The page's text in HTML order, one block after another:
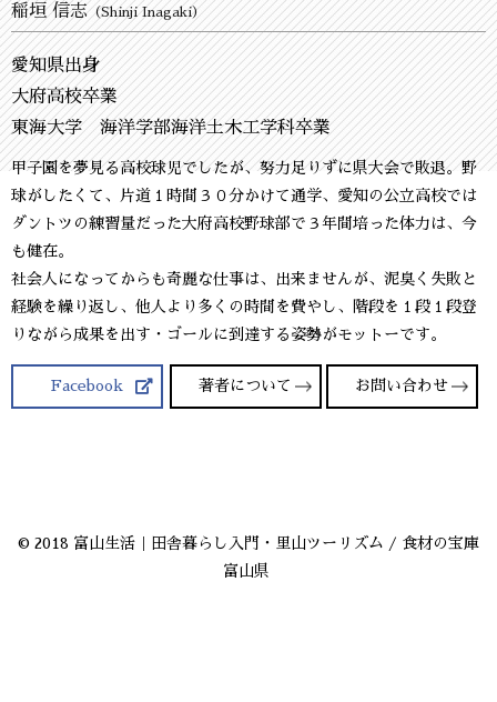
稲垣 信志（Shinji Inagaki）
愛知県出身
大府高校卒業
東海大学 海洋学部海洋土木工学科卒業
甲子園を夢見る高校球児でしたが、努力足りずに県大会で敗退。野
球がしたくて、片道１時間３０分かけて通学、愛知の公立高校では
ダントツの練習量だった大府高校野球部で３年間培った体力は、今
も健在。
社会人になってからも奇麗な仕事は、出来ませんが、泥臭く失敗と
経験を繰り返し、他人より多くの時間を費やし、階段を１段１段登
りながら成果を出す・ゴールに到達する姿勢がモットーです。
Facebook 著者について お問い合わせ
© 2018 富山生活｜田舎暮らし入門・里山ツーリズム / 食材の宝庫
富山県